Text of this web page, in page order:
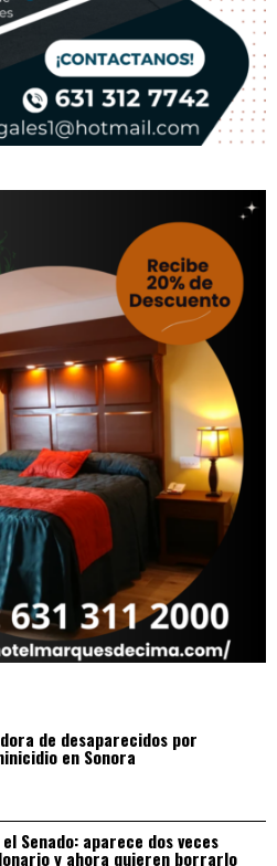
de desaparecidos por
en Sonora
Senado: aparece dos veces
y ahora quieren borrarlo